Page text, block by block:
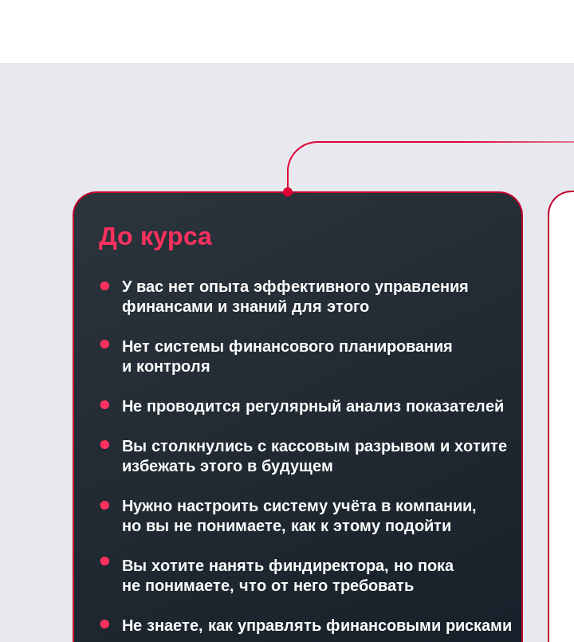
До курса
У вас нет опыта эффективного управления
финансами и знаний для этого
Нет системы финансового планирования
и контроля
Не проводится регулярный анализ показателей
Вы столкнулись с кассовым разрывом и хотите
избежать этого в будущем
Нужно настроить систему учёта в компании,
но вы не понимаете, как к этому подойти
Вы хотите нанять финдиректора, но пока
не понимаете, что от него требовать
Не знаете, как управлять финансовыми рисками
•
•
•
•
•
•
•